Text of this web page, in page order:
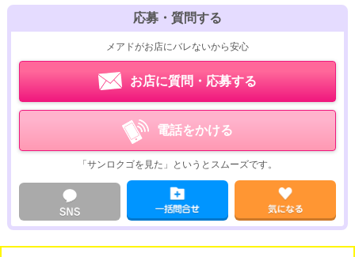
応募・質問する
メアドがお店にバレないから安心
お店に質問・応募する
電話をかける
「サンロクゴを見た」というとスムーズです。